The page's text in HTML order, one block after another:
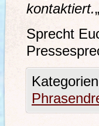
kontaktiert.„
Sprecht